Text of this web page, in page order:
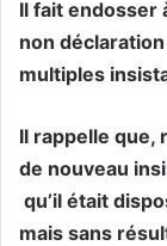
Il fait endosser
non déclaration
multiples
Il rappelle que,
de nouveau
qu’il était
mais sans